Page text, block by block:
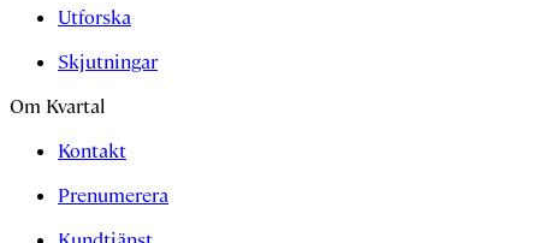
Utforska
Skjutningar
Om Kvartal
Kontakt
Prenumerera